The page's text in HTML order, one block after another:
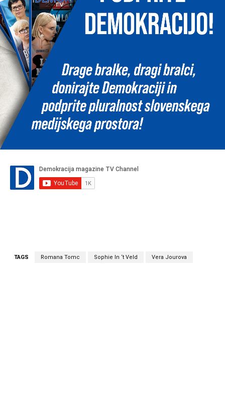
TAGS Romana Tomc Sophie In ‘t Veld Vera Jourova